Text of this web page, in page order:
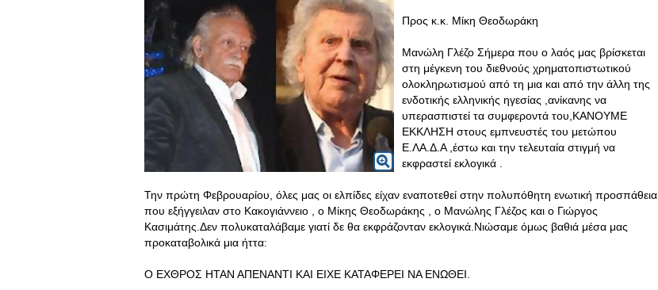
Προς κ.κ. Μίκη Θεοδωράκη
Μανώλη Γλέζο Σήμερα που ο λαός μας βρίσκεται
στη μέγκενη του διεθνούς χρηματοπιστωτικού
ολοκληρωτισμού από τη μια και από την άλλη της
ενδοτικής ελληνικής ηγεσίας ,ανίκανης να
υπερασπιστεί τα συμφεροντά του,ΚΑΝΟΥΜΕ
ΕΚΚΛΗΣΗ στους εμπνευστές του μετώπου
Ε.ΛΑ.Δ.Α ,έστω και την τελευταία στιγμή να
εκφραστεί εκλογικά .
Την πρώτη Φεβρουαρίου, όλες μας οι ελπίδες είχαν εναποτεθεί στην πολυπόθητη ενωτική προσπάθεια
που εξήγγειλαν στο Κακογιάννειο , ο Μίκης Θεοδωράκης , ο Μανώλης Γλέζος και ο Γιώργος
Κασιμάτης.Δεν πολυκαταλάβαμε γιατί δε θα εκφράζονταν εκλογικά.Νιώσαμε όμως βαθιά μέσα μας
προκαταβολικά μια ήττα:
Ο ΕΧΘΡΟΣ ΗΤΑΝ ΑΠΕΝΑΝΤΙ ΚΑΙ ΕΙΧΕ ΚΑΤΑΦΕΡΕΙ ΝΑ ΕΝΩΘΕΙ.